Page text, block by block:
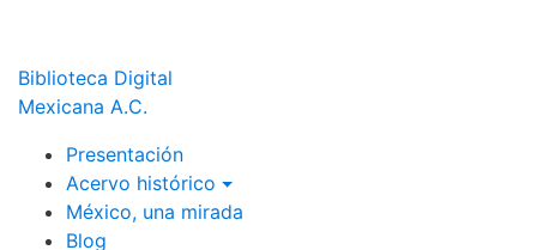
Biblioteca Digital
Mexicana A.C.
Presentación
Acervo histórico
México, una mirada
Blog